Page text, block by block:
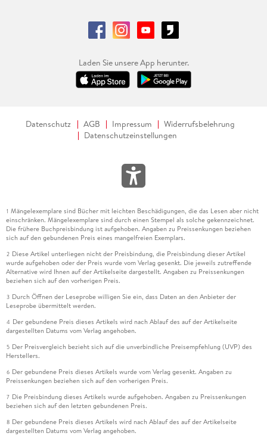
Laden Sie unsere App herunter.
Datenschutz AGB Impressum
Widerrufsbelehrung
Datenschutzeinstellungen
1 Mängelexemplare sind Bücher mit leichten Beschädigungen, die das Lesen aber nicht
einschränken. Mängelexemplare sind durch einen Stempel als solche gekennzeichnet.
Die frühere Buchpreisbindung ist aufgehoben. Angaben zu Preissenkungen beziehen
sich auf den gebundenen Preis eines mangelfreien Exemplars.
2 Diese Artikel unterliegen nicht der Preisbindung, die Preisbindung dieser Artikel
wurde aufgehoben oder der Preis wurde vom Verlag gesenkt. Die jeweils zutreffende
Alternative wird Ihnen auf der Artikelseite dargestellt. Angaben zu Preissenkungen
beziehen sich auf den vorherigen Preis.
3 Durch Öffnen der Leseprobe willigen Sie ein, dass Daten an den Anbieter der
Leseprobe übermittelt werden.
4 Der gebundene Preis dieses Artikels wird nach Ablauf des auf der Artikelseite
dargestellten Datums vom Verlag angehoben.
5 Der Preisvergleich bezieht sich auf die unverbindliche Preisempfehlung (UVP) des
Herstellers.
6 Der gebundene Preis dieses Artikels wurde vom Verlag gesenkt. Angaben zu
Preissenkungen beziehen sich auf den vorherigen Preis.
7 Die Preisbindung dieses Artikels wurde aufgehoben. Angaben zu Preissenkungen
beziehen sich auf den letzten gebundenen Preis.
8 Der gebundene Preis dieses Artikels wird nach Ablauf des auf der Artikelseite
dargestellten Datums vom Verlag angehoben.